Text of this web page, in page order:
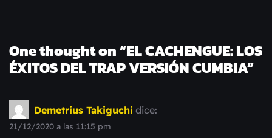
One thought on “EL CACHENGUE: LOS
ÉXITOS DEL TRAP VERSIÓN CUMBIA”
Demetrius Takiguchi dice:
21/12/2020 a las 11:15 pm